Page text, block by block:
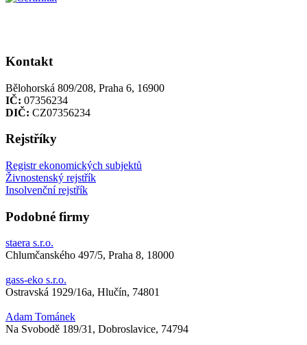
Kontakt
Bělohorská 809/208, Praha 6, 16900
IČ: 07356234
DIČ: CZ07356234
Rejstříky
Registr ekonomických subjektů
Živnostenský rejstřík
Insolvenční rejstřík
Podobné firmy
staera s.r.o.
Chlumčanského 497/5, Praha 8, 18000
gass-eko s.r.o.
Ostravská 1929/16a, Hlučín, 74801
Adam Tománek
Na Svobodě 189/31, Dobroslavice, 74794